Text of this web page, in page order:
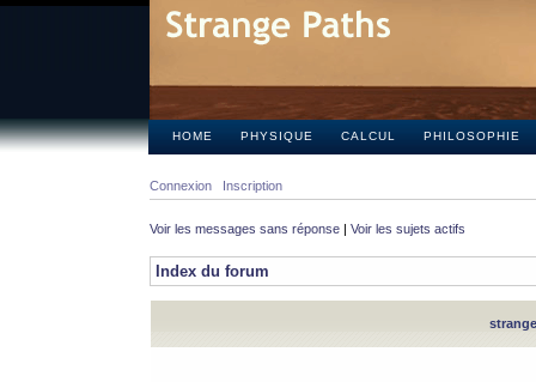
HOME PHYSIQUE CALCUL PHILOSOPHIE
Connexion Inscription
Voir les messages sans réponse | Voir les sujets actifs
Index du forum